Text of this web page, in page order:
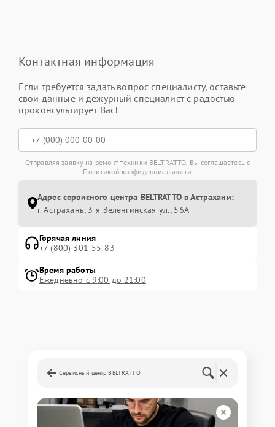
Контактная информация
Если требуется задать вопрос специалисту, оставьте
свои данные и дежурный специалист с радостью
проконсультирует Вас!
Отправляя заявку на ремонт техники BELTRATTO, Вы соглашаетесь с
Политикой конфиденциальности
Адрес сервисного центра BELTRATTO в Астрахани:
г. Астрахань, 3-я Зеленгинская ул., 56А
Горячая линия
+7 (800) 301-55-83
Время работы
Ежедневно с 9:00 до 21:00
Сервисный центр BELTRATTO